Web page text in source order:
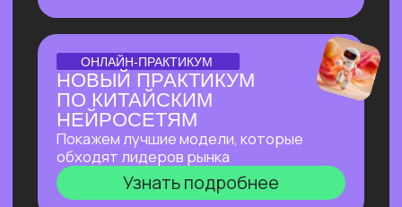
доступом
БОЛЬШОЙ ПРАКТИКУМ
ИИ-ВСЕЛЕННАЯ 2026
Большой практикум, в котором
мы собрали лучшие на сегодня ИИ-
инструменты, методы их применения
и связки!
Узнать подробнее